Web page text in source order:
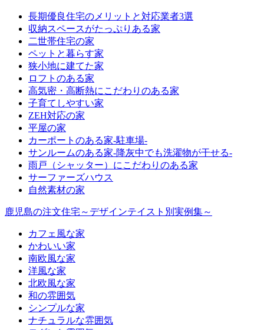
長期優良住宅のメリットと対応業者3選
収納スペースがたっぷりある家
二世帯住宅の家
ペットと暮らす家
狭小地に建てた家
ロフトのある家
高気密・高断熱にこだわりのある家
子育てしやすい家
ZEH対応の家
平屋の家
カーポートのある家-駐車場-
サンルームのある家-降灰中でも洗濯物が干せる-
雨戸（シャッター）にこだわりのある家
サーファーズハウス
自然素材の家
鹿児島の注文住宅～デザインテイスト別実例集～
カフェ風な家
かわいい家
南欧風な家
洋風な家
北欧風な家
和の雰囲気
シンプルな家
ナチュラルな雰囲気